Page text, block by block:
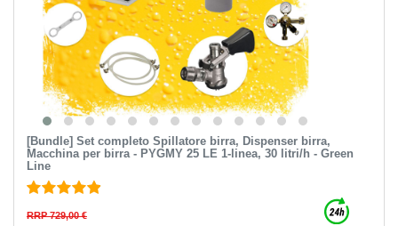
[Bundle] Set completo Spillatore birra, Dispenser birra,
Macchina per birra - PYGMY 25 LE 1-linea, 30 litri/h - Green
Line
RRP 729,00 €